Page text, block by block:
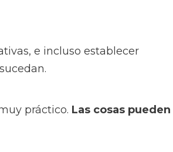
e incluso establecer
práctico. Las cosas pueden